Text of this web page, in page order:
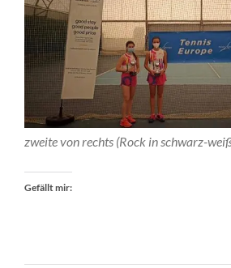
zweite von rechts (Rock in schwarz-
Gefällt mir: